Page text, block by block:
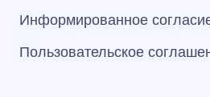
Информированное
Пользовательское